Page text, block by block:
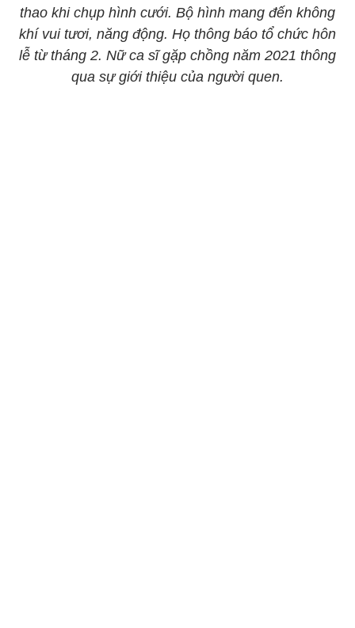
thao khi chụp hình cưới. Bộ hình mang đến không
khí vui tươi, năng động. Họ thông báo tổ chức hôn
lễ từ tháng 2. Nữ ca sĩ gặp chồng năm 2021 thông
qua sự giới thiệu của người quen.